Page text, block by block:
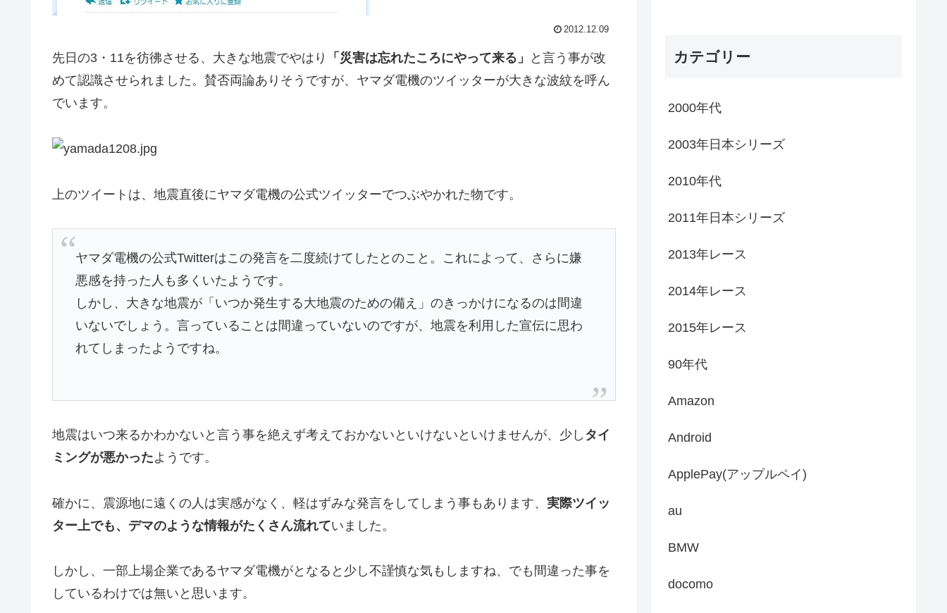
2012.12.09
先日の3・11を彷彿させる、大きな地震でやはり 「災害は忘れたころにやって来る」
と言う事が改
めて認識させられました。賛否両論ありそうですが、ヤマダ電機のツイッターが大きな波紋を呼ん
でいます。
上のツイートは、地震直後にヤマダ電機の公式ツイッターでつぶやかれた物です。
ヤマダ電機の公式Twitterはこの発言を二度続けてしたとのこと。これによって、さらに嫌
悪感を持った人も多くいたようです。
しかし、大きな地震が「いつか発生する大地震のための備え」のきっかけになるのは間違
いないでしょう。言っていることは間違っていないのですが、地震を利用した宣伝に思わ
れてしまったようですね。
地震はいつ来るかわかないと言う事を絶えず考えておかないといけないといけませんが、少し タイ
ミングが悪かったようです。
確かに、震源地に遠くの人は実感がなく、軽はずみな発言をしてしまう事もあります、 実際ツイッ
ター上でも、デマのような情報がたくさん流れていました。
しかし、一部上場企業であるヤマダ電機がとなると少し不謹慎な気もしますね、でも間違った事を
しているわけでは無いと思います。
カテゴリー
2000年代
2003年日本シリーズ
2010年代
2011年日本シリーズ
2013年レース
2014年レース
2015年レース
90年代
Amazon
Android
ApplePay(アップルペイ)
au
BMW
docomo